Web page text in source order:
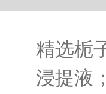
精选栀
浸提液